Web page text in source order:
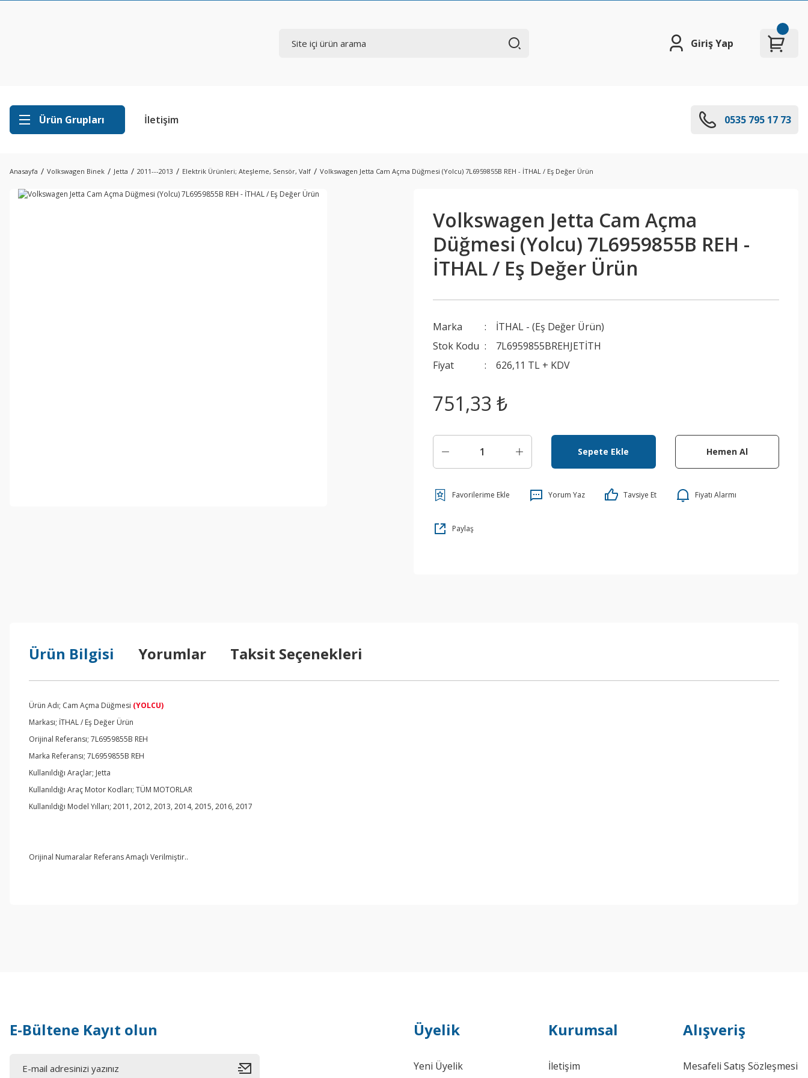
Giriş Yap
Ürün Grupları İletişim 0535 795 17 73
Anasayfa Volkswagen Binek Jetta 2011---2013 Elektrik Ürünleri; Ateşleme, Sensör, Valf Volkswagen Jetta Cam Açma Düğmesi (Yolcu) 7L6959855B REH - İTHAL / Eş Değer Ürün
Volkswagen Jetta Cam Açma
Düğmesi (Yolcu) 7L6959855B REH -
İTHAL / Eş Değer Ürün
Marka
İTHAL - (Eş Değer Ürün)
Stok Kodu
7L6959855BREHJETİTH
Fiyat
626,11 TL + KDV
751,33 ₺
Sepete Ekle Hemen Al
Yorum Yaz Tavsiye Et Fiyatı Alarmı
Paylaş
Ürün Bilgisi Yorumlar Taksit Seçenekleri
Ürün Adı; Cam Açma Düğmesi (YOLCU)
Markası; İTHAL / Eş Değer Ürün
Orijinal Referansı; 7L6959855B REH
Marka Referansı; 7L6959855B REH
Kullanıldığı Araçlar; Jetta
Kullanıldığı Araç Motor Kodları; TÜM MOTORLAR
Kullanıldığı Model Yılları; 2011, 2012, 2013, 2014, 2015, 2016, 2017
Orijinal Numaralar Referans Amaçlı Verilmiştir..
E-Bültene Kayıt olun Üyelik
Yeni Üyelik
Kurumsal
İletişim
Alışveriş
Mesafeli Satış Sözleşmesi